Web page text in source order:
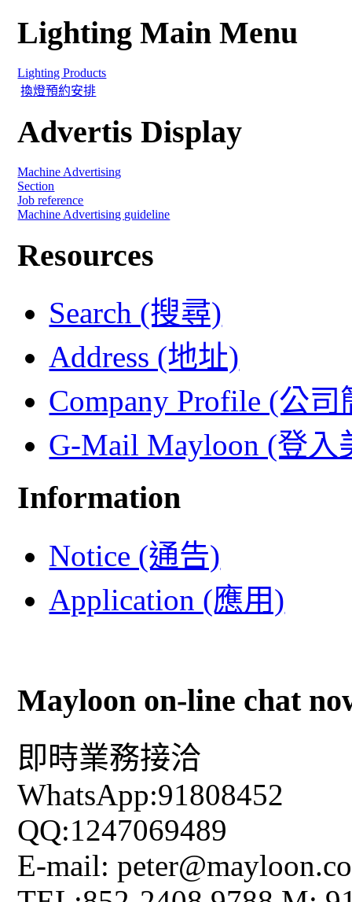
Lighting Main Menu
Lighting Products
換燈預約安排
Advertis Display
Machine Advertising
Section
Job reference
Machine Advertising guideline
Resources
Search (搜尋)
Address (地址)
Company Profile (公司
G-Mail Mayloon (登入
Information
Notice (通告)
Application (應用)
Mayloon on-line chat
即時業務接洽
WhatsApp:91808452
QQ:1247069489
E-mail: